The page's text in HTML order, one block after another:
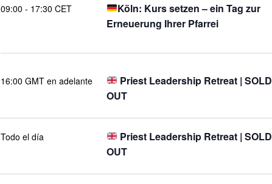
09:00 - 17:30 CET
Köln: Kurs setzen – ein Tag zur
Erneuerung Ihrer Pfarrei
16:00 GMT en adelante
Priest Leadership Retreat | SOLD
OUT
Todo el día
Priest Leadership Retreat | SOLD
OUT